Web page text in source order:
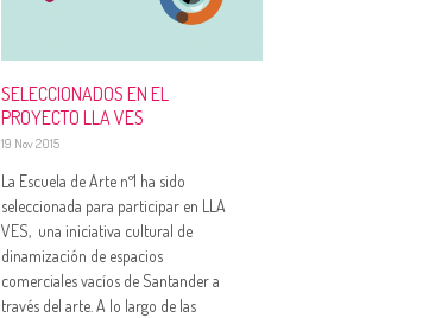
SELECCIONADOS EN EL
PROYECTO LLA VES
19 Nov 2015
La Escuela de Arte nº1 ha sido
seleccionada para participar en LLA
VES, una iniciativa cultural de
dinamización de espacios
comerciales vacíos de Santander a
través del arte. A lo largo de las